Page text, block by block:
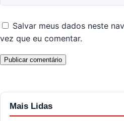
Salvar meus dados neste
vez que eu comentar.
Mais Lidas